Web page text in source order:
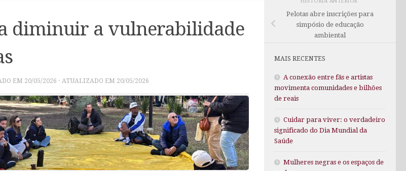
diminuir a vulnerabilidade
EM 20/05/2026 · ATUALIZADO EM 20/05/2026
Pelotas abre inscrições para
simpósio de educação
ambiental
MAIS RECENTES
A conexão entre fãs e artistas
movimenta comunidades e bilhões
de reais
Cuidar para viver: o verdadeiro
significado do Dia Mundial da
Saúde
Mulheres negras e os espaços de